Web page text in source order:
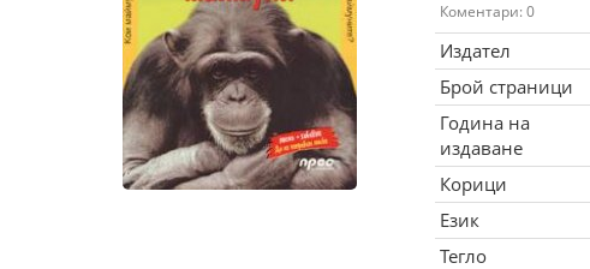
Коментари: 0
Издател
Брой страници
Година на
издаване
Корици
Език
Тегло